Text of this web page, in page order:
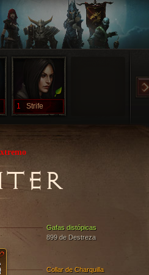
1 Strife
Gafas distópicas
899 de Destreza
Collar de Charquilla